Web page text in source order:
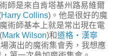
師是來自肯塔基州路易維爾
Harry Collins)。他是很好的魔
術師基本上就是常出現在電
Mark Wilson)和道格‧漢寧
演出的魔術集會秀，我想應